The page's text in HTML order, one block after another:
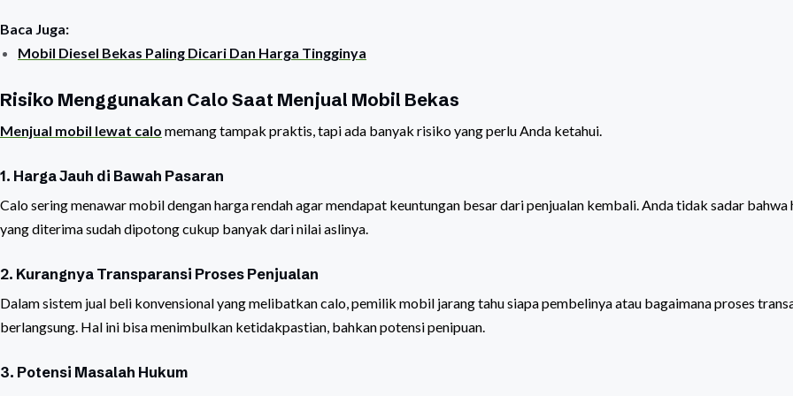
Baca Juga:
Mobil Diesel Bekas Paling Dicari Dan Harga Tingginya
Risiko Menggunakan Calo Saat Menjual Mobil Bekas
Menjual mobil lewat calo memang tampak praktis, tapi ada banyak risiko yang perlu Anda ketahui.
1. Harga Jauh di Bawah Pasaran
Calo sering menawar mobil dengan harga rendah agar mendapat keuntungan besar dari penjualan kembali. Anda tidak sadar bahwa
yang diterima sudah dipotong cukup banyak dari nilai aslinya.
2. Kurangnya Transparansi Proses Penjualan
Dalam sistem jual beli konvensional yang melibatkan calo, pemilik mobil jarang tahu siapa pembelinya atau bagaimana proses
berlangsung. Hal ini bisa menimbulkan ketidakpastian, bahkan potensi penipuan.
3. Potensi Masalah Hukum